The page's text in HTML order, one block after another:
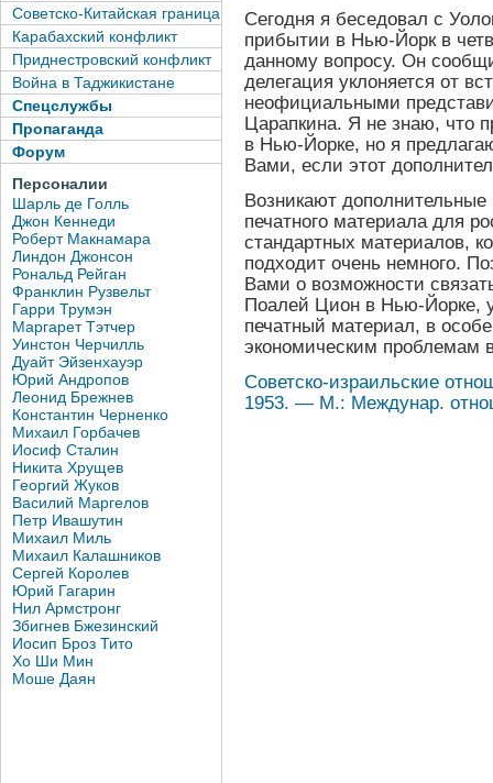
Советско-Китайская граница
Карабахский конфликт
Приднестровский конфликт
Война в Таджикистане
Спецслужбы
Пропаганда
Форум
Персоналии
Шарль де Голль
Джон Кеннеди
Роберт Макнамара
Линдон Джонсон
Рональд Рейган
Франклин Рузвельт
Гарри Трумэн
Маргарет Тэтчер
Уинстон Черчилль
Дуайт Эйзенхауэр
Юрий Андропов
Леонид Брежнев
Константин Черненко
Михаил Горбачев
Иосиф Сталин
Никита Хрущев
Георгий Жуков
Василий Маргелов
Петр Ивашутин
Михаил Миль
Михаил Калашников
Сергей Королев
Юрий Гагарин
Нил Армстронг
Збигнев Бжезинский
Иосип Броз Тито
Хо Ши Мин
Моше Даян
Сегодня я беседовал с
прибытии в Нью-Йорк в
данному вопросу. Он
делегация уклоняется от
неофициальными
Царапкина. Я не знаю, что
в Нью-Йорке, но я
Вами, если этот
Возникают
печатного материала для
стандартных материалов,
подходит очень немного.
Вами о возможности
Поалей Цион в Нью-Йорке,
печатный материал, в
экономическим проблемам
Советско-израильские
1953. — М.: Междунар.